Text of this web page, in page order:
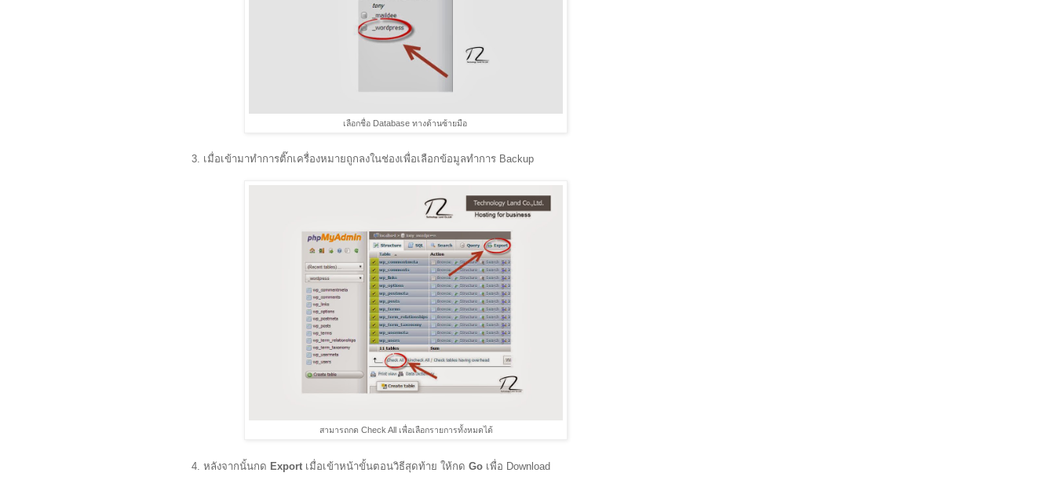
เลือกชื่อ Database ทางด้านซ้ายมือ
3. เมื่อเข้ามาทำการติ๊กเครื่องหมายถูกลงในช่องเพื่อเลือกข้อมูลทำการ Backup
สามารถกด Check All เพื่อเลือกรายการทั้งหมดได้
4. หลังจากนั้นกด Export เมื่อเข้าหน้าขั้นตอนวิธีสุดท้าย ให้กด Go เพื่อ Download